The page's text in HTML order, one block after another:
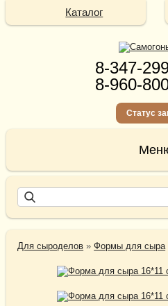
8-347-
8-960-
Статус
Для сыроделов »Формы для сыра
Каталог